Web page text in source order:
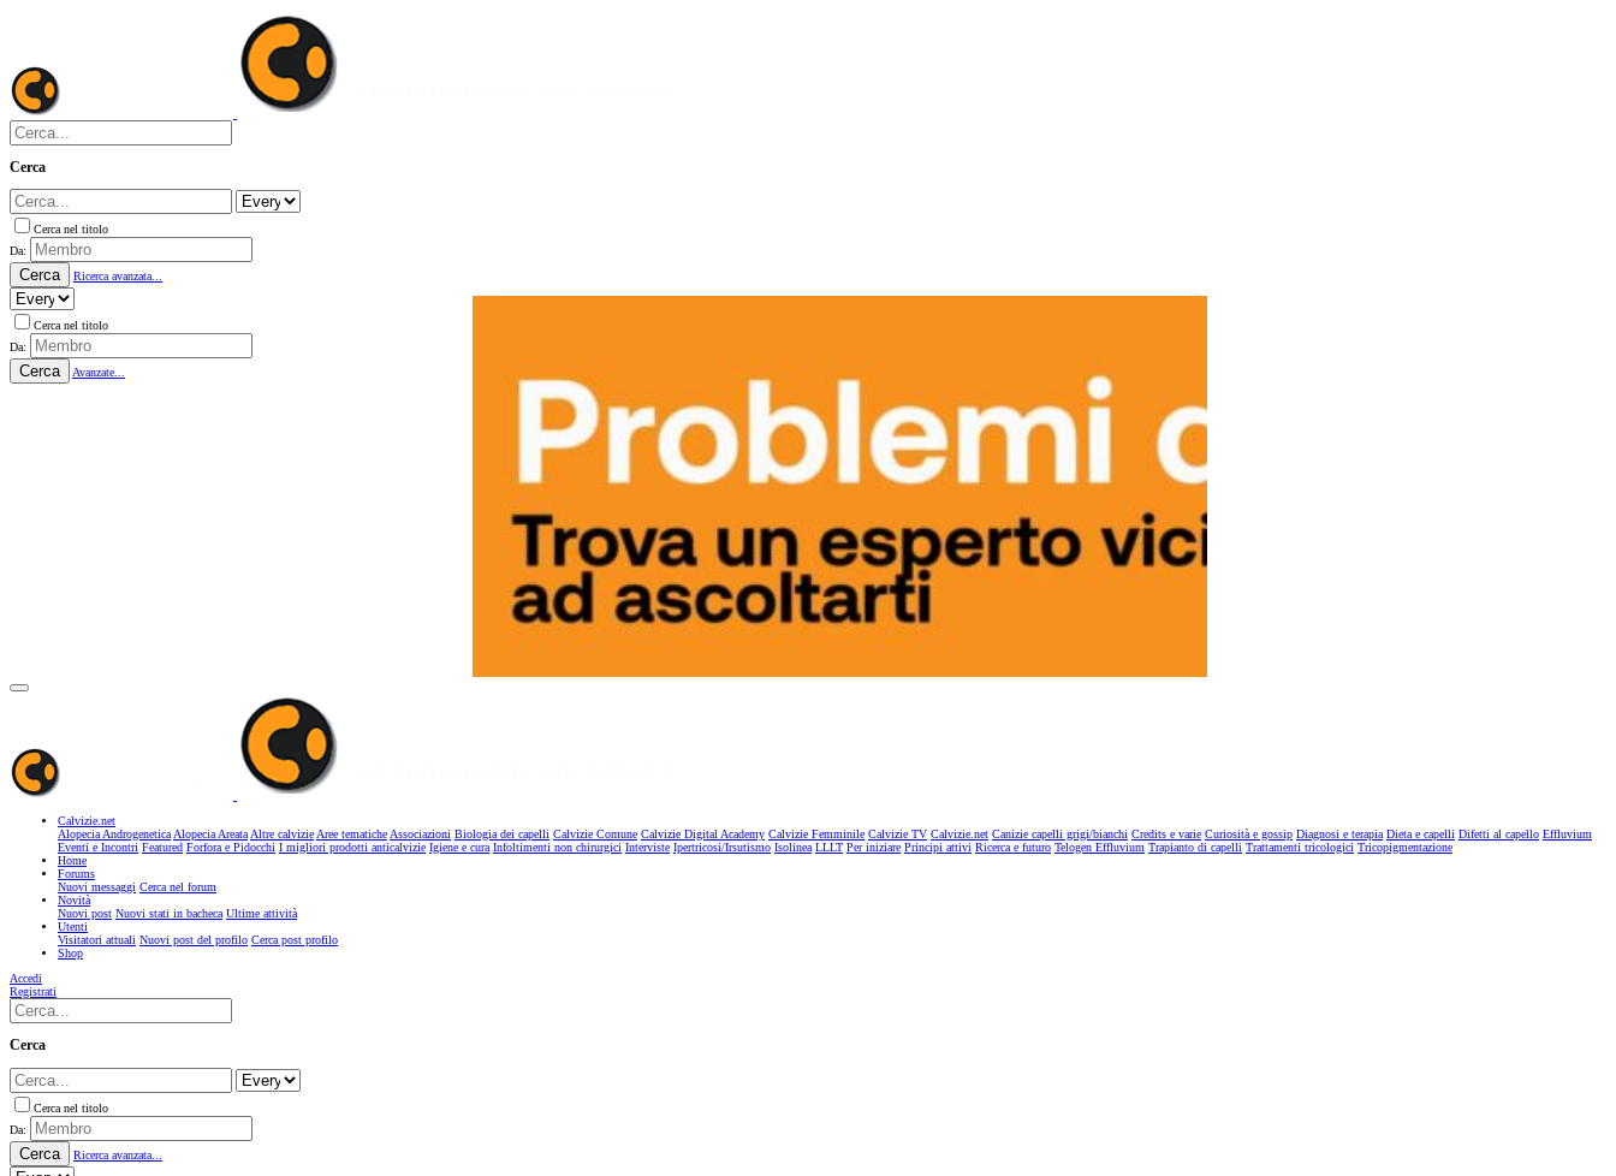
Cerca
Cerca nel titolo
Da:
Cerca Ricerca avanzata...
Cerca nel titolo
Da:
Cerca Avanzate...
Calvizie.net
Alopecia AndrogeneticaAlopecia AreataAltre calvizieAree tematicheAssociazioni Biologia dei capelli Calvizie Comune Calvizie Digital Academy Calvizie Femminile Calvizie TV Calvizie.net Canizie capelli grigi/bianchi Credits e varie Curiosità e gossip Diagnosi e terapia Dieta e capelli Difetti al capello Effluvium
Eventi e Incontri Featured Forfora e Pidocchi I migliori prodotti anticalvizie Igiene e cura Infoltimenti non chirurgici Interviste Ipertricosi/Irsutismo Isolinea LLLT Per iniziare Principi attivi Ricerca e futuro Telogen Effluvium Trapianto di capelli Trattamenti tricologici Tricopigmentazione
Home
Forums
Nuovi messaggi Cerca nel forum
Novità
Nuovi post Nuovi stati in bacheca Ultime attività
Utenti
Visitatori attuali Nuovi post del profilo Cerca post profilo
Shop
Accedi
Registrati
Cerca
Cerca nel titolo
Da:
Cerca Ricerca avanzata...